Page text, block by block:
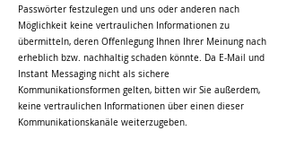
Passwörter festzulegen und uns oder anderen nach
Möglichkeit keine vertraulichen Informationen zu
übermitteln, deren Offenlegung Ihnen Ihrer Meinung nach
erheblich bzw. nachhaltig schaden könnte. Da E-Mail und
Instant Messaging nicht als sichere
Kommunikationsformen gelten, bitten wir Sie außerdem,
keine vertraulichen Informationen über einen dieser
Kommunikationskanäle weiterzugeben.